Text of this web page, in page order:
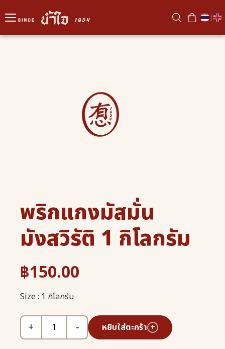
|
พริกแกงมัสมั่น
มังสวิรัติ 1 กิโลกรัม
฿150.00
Size : 1 กิโลกรัม
+ − หยิบใส่ตะกร้า +